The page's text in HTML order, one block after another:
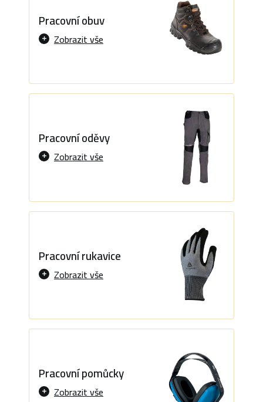
Pracovní obuv
Zobrazit vše
Pracovní oděvy
Zobrazit vše
Pracovní rukavice
Zobrazit vše
Pracovní pomůcky
Zobrazit vše